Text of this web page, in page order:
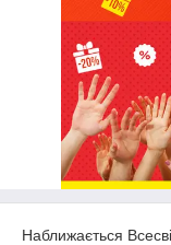
Наближається